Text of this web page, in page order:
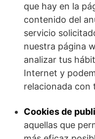
que hay en la
contenido del
servicio
nuestra página
analizar tus
Internet y
relacionada con
Cookies de
aquellas que